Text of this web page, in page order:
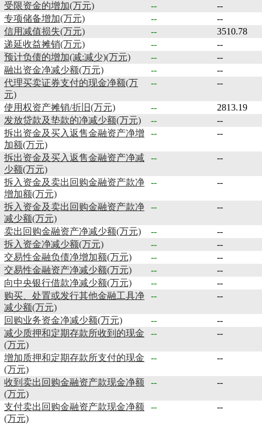
受限资金的增加(万元)
--
--
专项储备增加(万元)
--
--
信用减值损失(万元)
--
3510.78
递延收益摊销(万元)
--
--
预计负债的增加(减:减少)(万元)
--
--
融出资金净减少额(万元)
--
--
代理买卖证券支付的现金净额(万
元)
-- --
使用权资产摊销/折旧(万元) --
2813.19
发放贷款及垫款的净减少额(万元)
--
--
拆出资金及买入返售金融资产净增
加额(万元)
-- --
拆出资金及买入返售金融资产净减
少额(万元)
-- --
拆入资金及卖出回购金融资产款净
增加额(万元)
-- --
拆入资金及卖出回购金融资产款净
减少额(万元)
-- --
卖出回购金融资产净减少额(万元) --
--
拆入资金净减少额(万元)
--
--
交易性金融负债净增加额(万元)
--
--
交易性金融资产净减少额(万元)
--
--
向中央银行借款净减少额(万元)
--
--
购买、处置或发行其他金融工具净
减少额(万元)
-- --
回购业务资金净减少额(万元) --
--
减少质押和定期存款所收到的现金
(万元)
-- --
增加质押和定期存款所支付的现金
(万元)
-- --
收到卖出回购金融资产款现金净额
(万元)
-- --
支付卖出回购金融资产款现金净额
(万元)
-- --